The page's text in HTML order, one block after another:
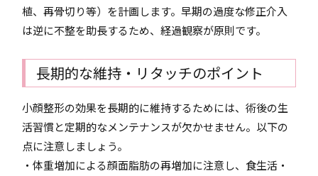
植、再骨切り等）を計画します。早期の過度な修正介入
は逆に不整を助長するため、経過観察が原則です。
長期的な維持・リタッチのポイント
小顔整形の効果を長期的に維持するためには、術後の生
活習慣と定期的なメンテナンスが欠かせません。以下の
点に注意しましょう。
・体重増加による顔面脂肪の再増加に注意し、食生活・